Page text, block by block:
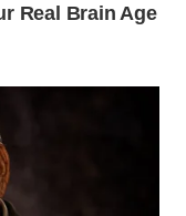
ou admitir
o custo
conflitos e